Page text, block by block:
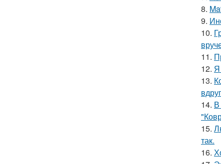
8.
9.
10.
11.
12. Я
13.
14. В
15.
так.
16.